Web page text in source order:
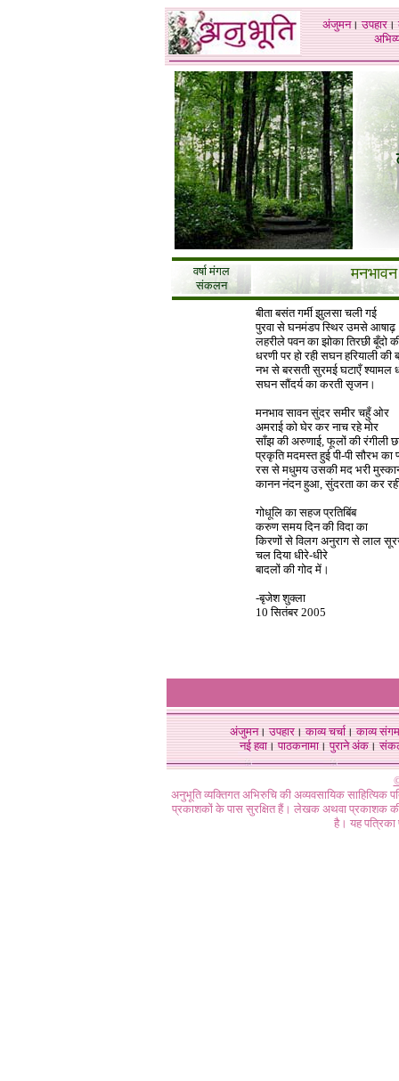
अंजुमन।उपहार।
वर्षा मंगल
संकलन
बीता बसंत गर्मी झुलसा चली गई
पुरवा से घनमंडप स्थिर उमसे आषाढ़
लहरीले पवन का झोका तिरछी बूँदो
धरणी पर हो रही सघन हरियाली की
नभ से बरसती सुरमई घटाएँ श्यामल
सघन सौंदर्य का करती सृजन।
मनभाव सावन सुंदर समीर चहुँ ओर
अमराई को घेर कर नाच रहे मोर
साँझ की अरुणाई, फूलों की रंगीली
प्रकृति मदमस्त हुई पी-पी सौरभ का
रस से मधुमय उसकी मद भरी
कानन नंदन हुआ, सुंदरता का कर
गोधूलि का सहज प्रतिबिंब
करुण समय दिन की विदा का
किरणों से विलग अनुराग से लाल
चल दिया धीरे-धीरे
बादलों की गोद में।
-बृजेश शुक्ला
10 सितंबर 2005
अंजुमन।उपहार।काव्य चर्चा।काव्य संगम
नई हवा। पाठकनामा। पुराने अंक।
अनुभूति व्यक्तिगत अभिरुचि की अव्यवसायिक
प्रकाशकों के पास सुरक्षित हैं। लेखक अथवा प्रकाशक की
है। यह पत्रिका